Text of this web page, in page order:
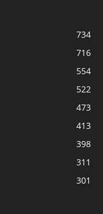
734
716
554
522
473
413
398
311
301